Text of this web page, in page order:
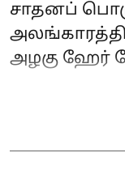
சாதனப்
அழகு ஹேர்